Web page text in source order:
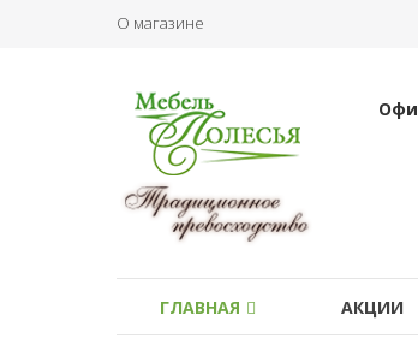
О магазине
ГЛАВНАЯ АКЦИИ